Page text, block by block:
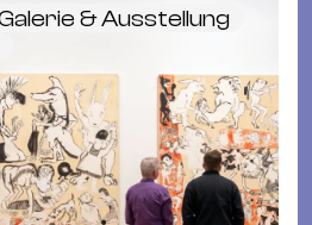
& Ausstellung